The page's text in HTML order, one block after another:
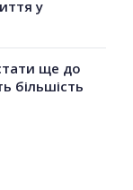
у
ще до
більшість